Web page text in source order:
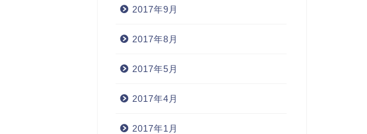
2017年9月
2017年8月
2017年5月
2017年4月
2017年1月